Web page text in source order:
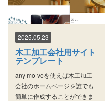
木工加工会社用サイト
テンプレート
2025.05.23
any mo-veを使えば木工加工
会社のホームページを誰でも
簡単に作成することができま